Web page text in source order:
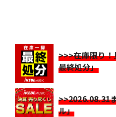
>>>在庫限り
最終処分」
>>2026.08.31
ル」